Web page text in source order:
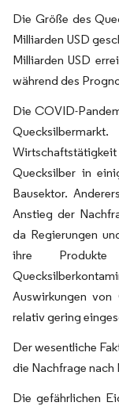
Die Größe des
Milliarden USD
Milliarden USD
während des
Die COVID-
Quecksilber in
Bausektor.
Anstieg der
da Regierungen
ihre
Auswirkungen
relativ gering
Der wesentliche
die Nachfrage nach
Die gefährlichen